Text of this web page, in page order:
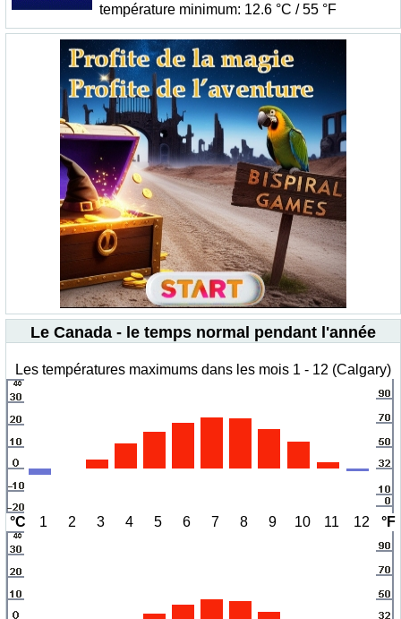
température minimum: 12.6 °C / 55 °F
Le Canada - le temps normal pendant l'année
Les températures maximums dans les mois 1 - 12 (Calgary)
°C 1 2 3 4 5 6 7 8 9 10 11 12 °F